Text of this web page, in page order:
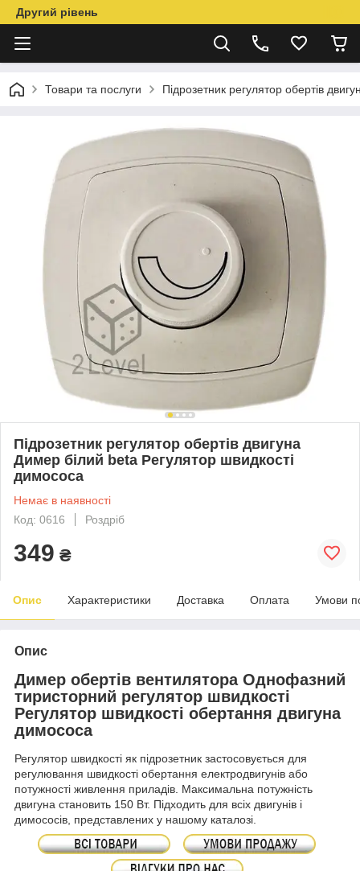
Другий рівень
Товари та послуги Підрозетник регулятор обертів
Підрозетник регулятор обертів двигуна
Димер білий beta Регулятор швидкості
димососа
Немає в наявності
Код: 0616
Роздріб
349 ₴
Опис Характеристики Доставка Оплата Умови
Опис
Димер обертів вентилятора Однофазний
тиристорний регулятор швидкості
Регулятор швидкості обертання двигуна
димососа
Регулятор швидкості як підрозетник застосовується для
регулювання швидкості обертання електродвигунів або
потужності живлення приладів. Максимальна потужність
двигуна становить 150 Вт. Підходить для всіх двигунів і
димососів, представлених у нашому каталозі.